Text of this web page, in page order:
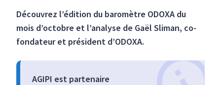
Découvrez l’édition du baromètre ODOXA du
mois d’octobre et l’analyse de Gaël Sliman, co-
fondateur et président d’ODOXA.
AGIPI est partenaire